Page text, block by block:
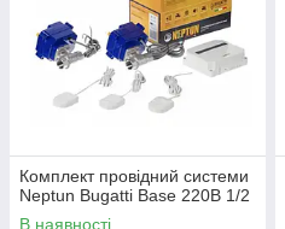
Комплект провідний системи
Neptun Bugatti Base 220B 1/2
В наявності